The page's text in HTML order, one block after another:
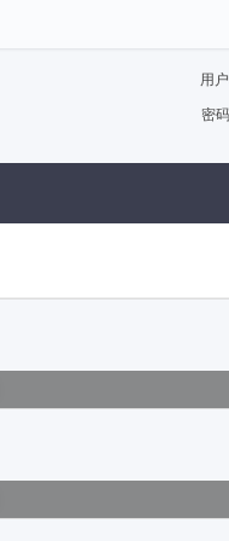
用
密码